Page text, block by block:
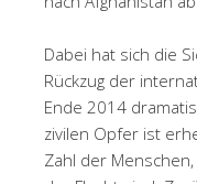
Dabei hat sich die
Rückzug der
Ende 2014
zivilen Opfer ist
Zahl der